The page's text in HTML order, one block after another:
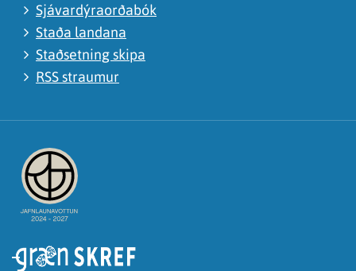
Sjávardýraorðabók
Staða landana
Staðsetning skipa
RSS straumur